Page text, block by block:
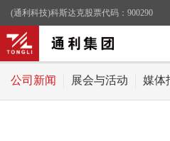
(通利科技)科斯达克股票代码：900290
公司新闻 展会与活动 媒体